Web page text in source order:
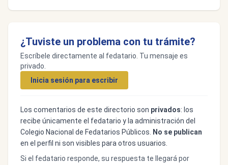
¿Tuviste un problema con tu trámite?
Escríbele directamente al fedatario. Tu mensaje es
privado.
Inicia sesión para escribir
Los comentarios de este directorio son privados: los
recibe únicamente el fedatario y la administración del
Colegio Nacional de Fedatarios Públicos.
No se publican
en el perfil ni son visibles para otros usuarios.
Si el fedatario responde, su respuesta te llegará por